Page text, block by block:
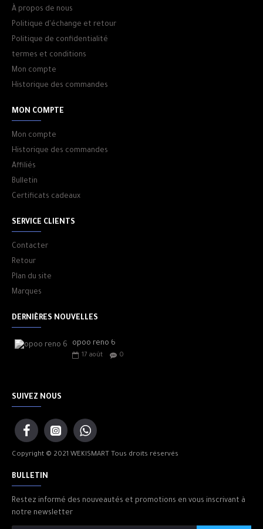
À propos de nous
Politique d'échange et retour
Politique de confidentialité
termes et conditions
Mon compte
Historique des commandes
MON COMPTE
Mon compte
Historique des commandes
Affiliés
Bulletin
Certificats cadeaux
SERVICE CLIENTS
Contacter
Retour
Plan du site
Marques
DERNIÈRES NOUVELLES
opoo reno 6
17 août 0
SUIVEZ NOUS
Copyright © 2021 WEKISMART Tous droits réservés
BULLETIN
Restez informé des nouveautés et promotions en vous inscrivant à
notre newsletter